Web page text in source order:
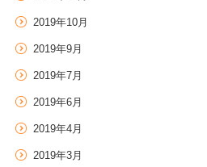
2019年10月
2019年9月
2019年7月
2019年6月
2019年4月
2019年3月